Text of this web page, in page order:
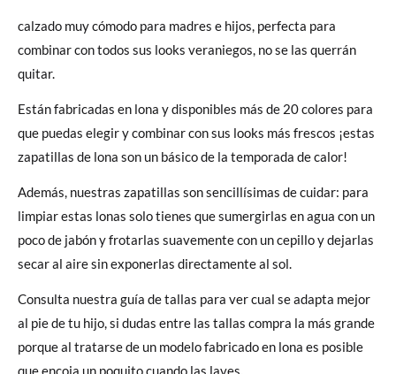
calzado muy cómodo para madres e hijos, perfecta para
combinar con todos sus looks veraniegos, no se las querrán
quitar.
Están fabricadas en lona y disponibles más de 20 colores para
que puedas elegir y combinar con sus looks más frescos ¡estas
zapatillas de lona son un básico de la temporada de calor!
Además, nuestras zapatillas son sencillísimas de cuidar: para
limpiar estas lonas solo tienes que sumergirlas en agua con un
poco de jabón y frotarlas suavemente con un cepillo y dejarlas
secar al aire sin exponerlas directamente al sol.
Consulta nuestra guía de tallas para ver cual se adapta mejor
al pie de tu hijo, si dudas entre las tallas compra la más grande
porque al tratarse de un modelo fabricado en lona es posible
que encoja un poquito cuando las laves.